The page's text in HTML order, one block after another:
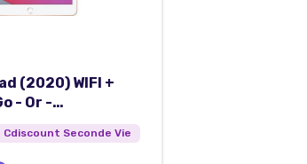
(2020) WIFI +
- Or -
- Très bon état
Cdiscount Seconde Vie